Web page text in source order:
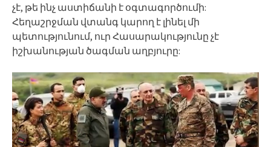
չէ, թե ինչ աստիճանի է օգտագործումի:
Հեղաշրջման վտանգ կարող է լինել մի
պետությունում, ուր Հասարակությունը չէ
իշխանության ծագման աղբյուրը: